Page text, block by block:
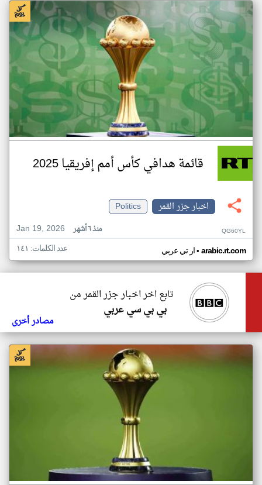
قائمة هدافي كأس أمم إفريقيا 2025
اخبار جزر القمر
Politics
Jan 19, 2026
منذ ٦ أشهر QG60YL
ار تي عربي• arabic.rt.com عدد الكلمات: ١٤١
تابع اخر اخبار جزر القمر من
بي بي سي عربي
مصادر أخرى